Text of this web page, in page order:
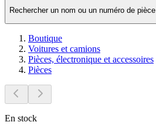
Rechercher un nom ou un numéro de pièce
Boutique
Voitures et camions
Pièces, électronique et accessoires
Pièces
En stock